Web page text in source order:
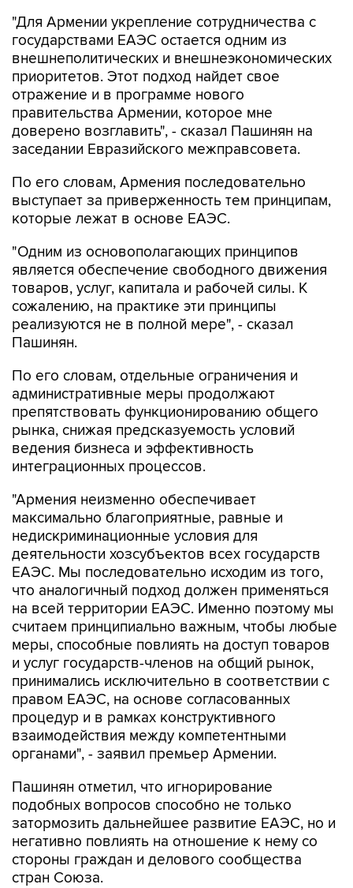
"Для Армении укрепление сотрудничества с
государствами ЕАЭС остается одним из
внешнеполитических и внешнеэкономических
приоритетов. Этот подход найдет свое
отражение и в программе нового
правительства Армении, которое мне
доверено возглавить", - сказал Пашинян на
заседании Евразийского межправсовета.
По его словам, Армения последовательно
выступает за приверженность тем принципам,
которые лежат в основе ЕАЭС.
"Одним из основополагающих принципов
является обеспечение свободного движения
товаров, услуг, капитала и рабочей силы. К
сожалению, на практике эти принципы
реализуются не в полной мере", - сказал
Пашинян.
По его словам, отдельные ограничения и
административные меры продолжают
препятствовать функционированию общего
рынка, снижая предсказуемость условий
ведения бизнеса и эффективность
интеграционных процессов.
"Армения неизменно обеспечивает
максимально благоприятные, равные и
недискриминационные условия для
деятельности хозсубъектов всех государств
ЕАЭС. Мы последовательно исходим из того,
что аналогичный подход должен применяться
на всей территории ЕАЭС. Именно поэтому мы
считаем принципиально важным, чтобы любые
меры, способные повлиять на доступ товаров
и услуг государств-членов на общий рынок,
принимались исключительно в соответствии с
правом ЕАЭС, на основе согласованных
процедур и в рамках конструктивного
взаимодействия между компетентными
органами", - заявил премьер Армении.
Пашинян отметил, что игнорирование
подобных вопросов способно не только
затормозить дальнейшее развитие ЕАЭС, но и
негативно повлиять на отношение к нему со
стороны граждан и делового сообщества
стран Союза.